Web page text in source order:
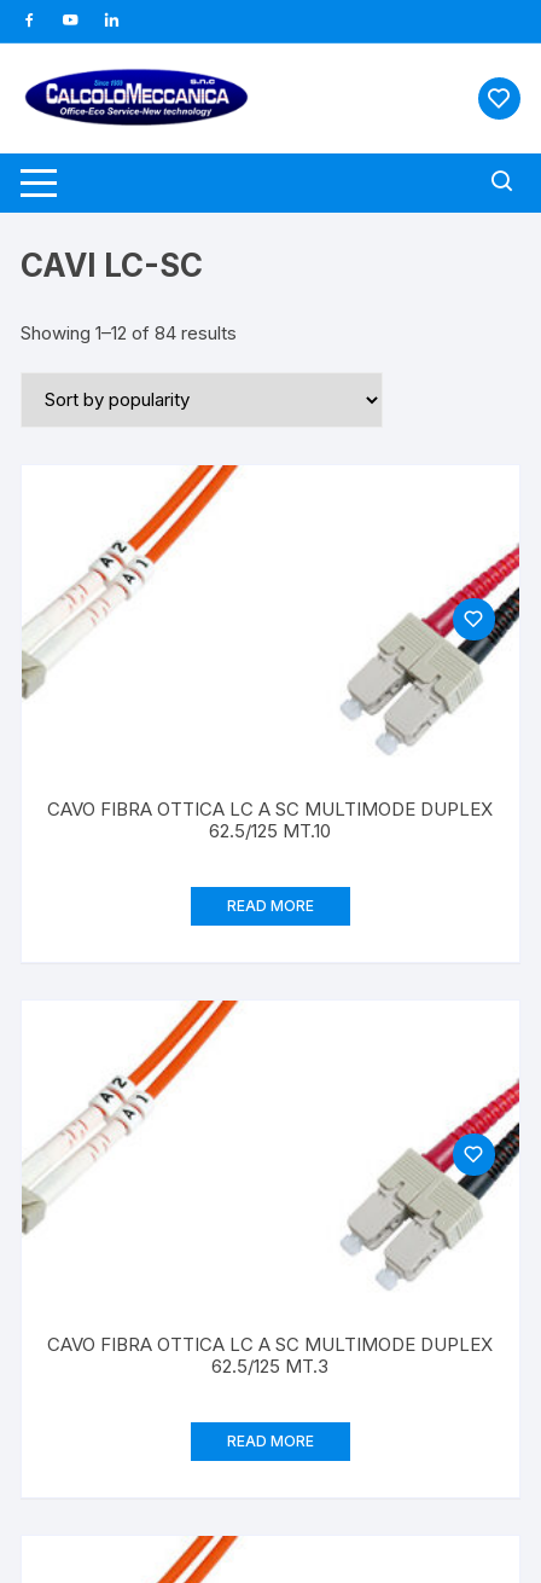
al
contenuto
CAVI LC-SC
Showing 1–12 of 84 results
CAVO FIBRA OTTICA LC A SC MULTIMODE DUPLEX
62.5/125 MT.10
READ MORE
CAVO FIBRA OTTICA LC A SC MULTIMODE DUPLEX
62.5/125 MT.3
READ MORE